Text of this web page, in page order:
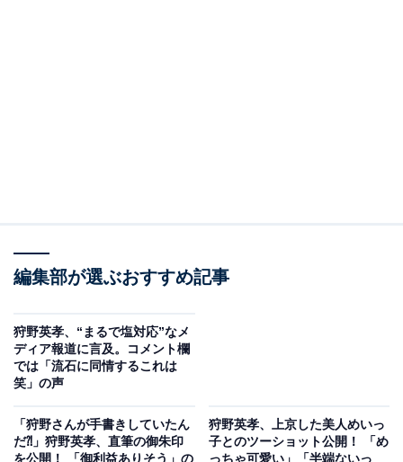
編集部が選ぶおすすめ記事
狩野英孝、“まるで塩対応”なメ
ディア報道に言及。コメント欄
では「流石に同情するこれは
笑」の声
「狩野さんが手書きしていたん
だ⁈」狩野英孝、直筆の御朱印
を公開！ 「御利益ありそう」の
狩野英孝、上京した美人めいっ
子とのツーショット公開！ 「め
っちゃ可愛い」「半端ないっ